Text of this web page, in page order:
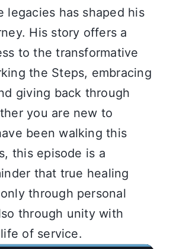
legacies has shaped his
His story offers a
to the transformative
the Steps, embracing
giving back through
you are new to
been walking this
this episode is a
that true healing
through personal
through unity with
of service.